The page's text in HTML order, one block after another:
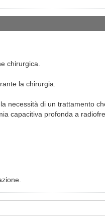
chirurgica.
la chirurgia.
necessità di un trattamento
capacitiva profonda a